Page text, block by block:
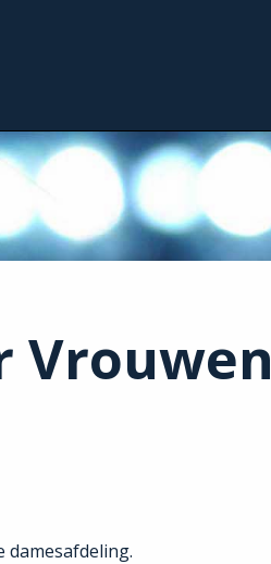
Vrouwen
damesafdeling.